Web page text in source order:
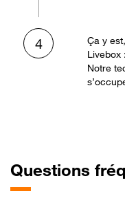
4
Ça y
Livebox
Notre
Questions